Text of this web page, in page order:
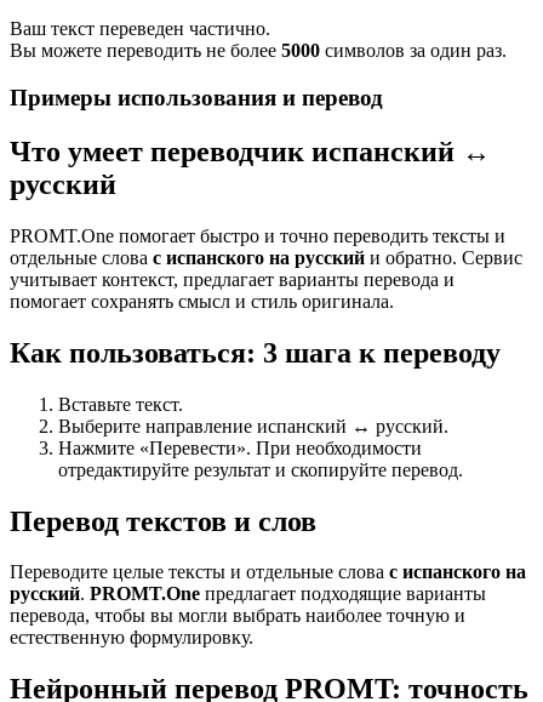
Ваш текст переведен частично.
Вы можете переводить не более 5000 символов за один раз.
Примеры использования и перевод
Что умеет переводчик испанский ↔
русский
PROMT.One помогает быстро и точно переводить тексты и
отдельные слова с испанского на русский и обратно. Сервис
учитывает контекст, предлагает варианты перевода и
помогает сохранять смысл и стиль оригинала.
Как пользоваться: 3 шага к переводу
Вставьте текст.
Выберите направление испанский ↔ русский.
Нажмите «Перевести». При необходимости
отредактируйте результат и скопируйте перевод.
Перевод текстов и слов
Переводите целые тексты и отдельные слова с испанского на
русский. PROMT.One предлагает подходящие варианты
перевода, чтобы вы могли выбрать наиболее точную и
естественную формулировку.
Нейронный перевод PROMT: точность